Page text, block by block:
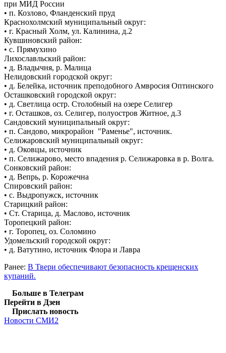
при МИД России
• п. Козлово, Фланденский пруд
Краснохолмский муниципальный округ:
• г. Красный Холм, ул. Калинина, д.2
Кувшиновский район:
• с. Прямухино
Лихославльский район:
• д. Владычня, р. Малица
Нелидовский городской округ:
• д. Белейка, источник преподобного Амвросия Оптинского
Осташковский городской округ:
• д. Светлица остр. Столобный на озере Селигер
• г. Осташков, оз. Селигер, полуостров Житное, д.3
Сандовский муниципальный округ:
• п. Сандово, микрорайон "Раменье", источник.
Селижаровский муниципальный округ:
• д. Оковцы, источник
• п. Селижарово, место впадения р. Селижаровка в р. Волга.
Сонковский район:
• д. Вепрь, р. Корожечна
Спировский район:
• с. Выдропужск, источник
Старицкий район:
• Ст. Старица, д. Маслово, источник
Торопецкий район:
• г. Торопец, оз. Соломино
Удомельский городской округ:
• д. Ватутино, источник Флора и Лавра
Ранее: В Твери обеспечивают безопасность крещенских
купаний.
Больше в Телеграм
Перейти в Дзен
Прислать новость
Новости СМИ2